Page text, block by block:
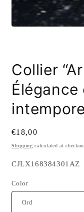
Collier
Regular
price
€18,00
Shipping calculated at
SKU:
CJLX168384301AZ
Color